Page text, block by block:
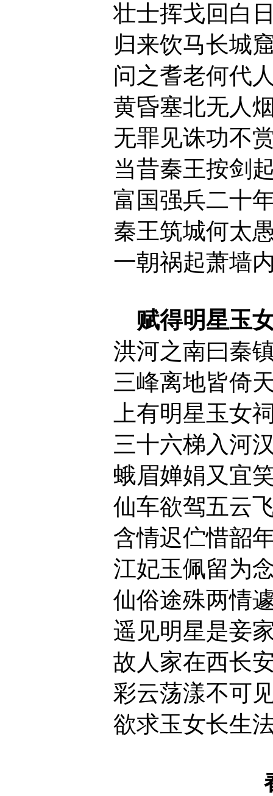
壮士挥戈回白
归来饮马长城
问之耆老何代
黄昏塞北无人
无罪见诛功不
当昔秦王按剑
富国强兵二十
秦王筑城何太
一朝祸起萧墙
赋得明星玉
洪河之南曰秦
三峰离地皆倚
上有明星玉女
三十六梯入河
蛾眉婵娟又宜
仙车欲驾五云
含情迟伫惜韶
江妃玉佩留为
仙俗途殊两情
遥见明星是妾
故人家在西长
彩云荡漾不可
欲求玉女长生